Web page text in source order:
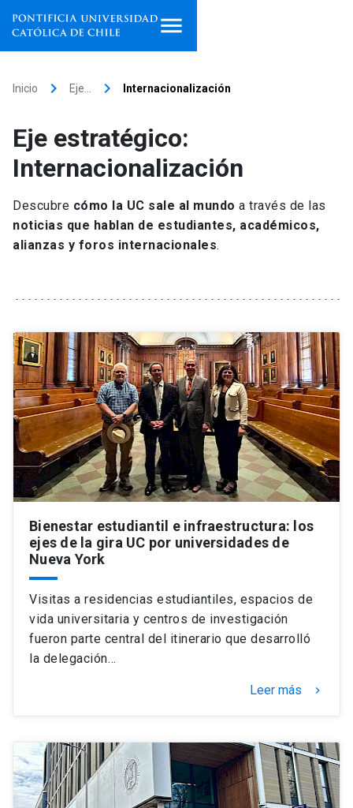
Facultades, escuelas e
institutos
Investigación
Internacionalización launch
Universidad
Información para keyboard_arrow_down
Futuros estudiantes
Estudiantes
Académicos
Personal
Alumni launch
Padres y familia
Go to english site launch
ACCESOS DIRECTOS
Mi Cuenta UC launch
Mi Portal UC launch
Medios Biblioteca
Inicio keyboard_arrow_right Eje… keyboard_arrow_right Internacionalización
Eje estratégico:
Internacionalización
Descubre cómo la UC sale al mundo a través de las
noticias que hablan de estudiantes, académicos,
alianzas y foros internacionales.
Bienestar estudiantil e infraestructura: los
ejes de la gira UC por universidades de
Nueva York
Visitas a residencias estudiantiles, espacios de
vida universitaria y centros de investigación
fueron parte central del itinerario que desarrolló
la delegación…
Leer más keyboard_arrow_right